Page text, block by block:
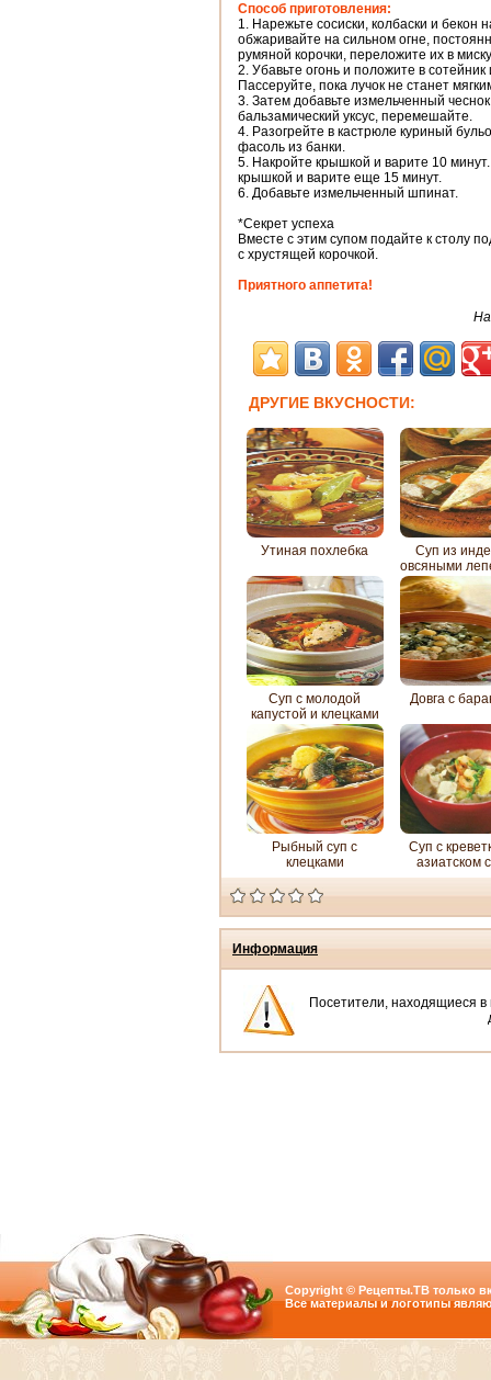
Способ приготовления:
1. Нарежьте сосиски, колбаски и бекон
обжаривайте на сильном огне,
румяной корочки, переложите их в
2. Убавьте огонь и положите в
Пассеруйте, пока лучок не станет
3. Затем добавьте измельченный
бальзамический уксус, перемешайте.
4. Разогрейте в кастрюле куриный
фасоль из банки.
5. Накройте крышкой и варите 10
крышкой и варите еще 15 минут.
6. Добавьте измельченный шпинат.
*Секрет успеха
Вместе с этим супом подайте к столу
с хрустящей корочкой.
Приятного аппетита!
ДРУГИЕ ВКУСНОСТИ:
Утиная похлебка
Суп из
овсяными
Суп с молодой
капустой и клецками
из курицы
Довга с
Рыбный суп с
клецками
Суп с
азиатском
Информация
Посетители, находящиеся в
Copyright © Рецепты.ТВ только
Все материалы и логотипы